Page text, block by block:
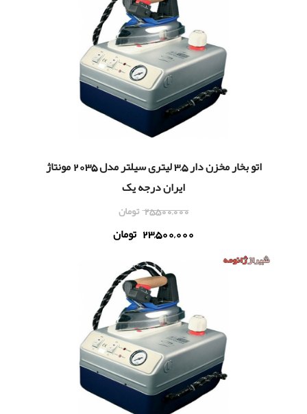
اتو بخار مخزن دار 3,5 لیتری سیلتر مدل 2035 مونتاژ
ایران درجه یک
25,500,000 تومان
23,500,000 تومان